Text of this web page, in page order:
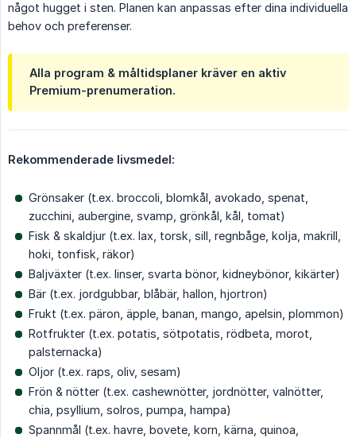
något hugget i sten. Planen kan anpassas efter dina individuella
behov och preferenser.
Alla program & måltidsplaner kräver en aktiv
Premium-prenumeration.
Rekommenderade livsmedel:
Grönsaker (t.ex. broccoli, blomkål, avokado, spenat,
zucchini, aubergine, svamp, grönkål, kål, tomat)
Fisk & skaldjur (t.ex. lax, torsk, sill, regnbåge, kolja, makrill,
hoki, tonfisk, räkor)
Baljväxter (t.ex. linser, svarta bönor, kidneybönor, kikärter)
Bär (t.ex. jordgubbar, blåbär, hallon, hjortron)
Frukt (t.ex. päron, äpple, banan, mango, apelsin, plommon)
Rotfrukter (t.ex. potatis, sötpotatis, rödbeta, morot,
palsternacka)
Oljor (t.ex. raps, oliv, sesam)
Frön & nötter (t.ex. cashewnötter, jordnötter, valnötter,
chia, psyllium, solros, pumpa, hampa)
Spannmål (t.ex. havre, bovete, korn, kärna, quinoa,